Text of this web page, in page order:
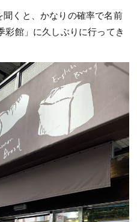
くと、かなりの確率で名前
彩館」に久しぶりに行ってき